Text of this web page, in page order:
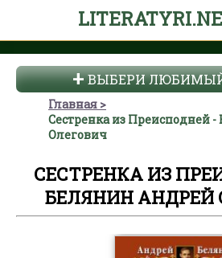
ВЫБЕРИ
Главная
Сестренка из Преисподней
Олегович
СЕСТРЕНКА ИЗ
БЕЛЯНИН АНДРЕЙ